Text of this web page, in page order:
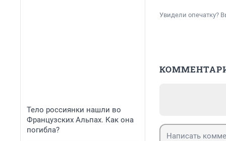
Тело россиянки нашли во
Французских Альпах. Как она
погибла?
Увидели опечатку?